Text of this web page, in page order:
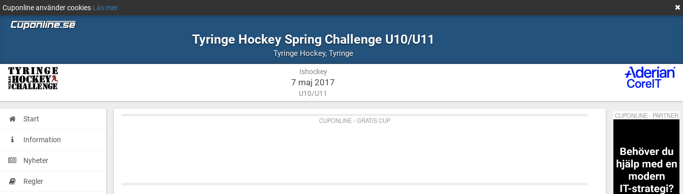
Cuponline använder cookies Läs mer
Tyringe Hockey Spring Challenge U10/U11
Tyringe Hockey, Ishockey
TyringeTyringe
Ishockey
7 maj 2017
U10/U11
Start
Information
Nyheter
Regler
CUPONLINE - GRATIS CUP
CUPONLINE - PARTNER